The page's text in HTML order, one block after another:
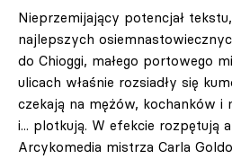
Nieprzemijający potencjał
najlepszych
do Chioggi, małego portowego
ulicach właśnie rozsiadły się
czekają na mężów, kochanków i
i... plotkują. W efekcie rozpętują
Arcykomedia mistrza Carla